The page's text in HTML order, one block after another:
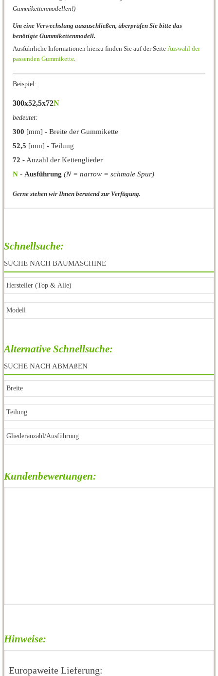
Gummikettenmodellen!)
Um eine Verwechslung auszuschließen, überprüfen Sie bitte das
benötigte Gummikettenmodell.
Ausführliche Informationen hierzu finden Sie auf der Seite Auswahl der
passenden Gummikette.
Beispiel:
300x52,5x72N
bedeutet:
300 [mm] - Breite der Gummikette
52,5 [mm] - Teilung
72 - Anzahl der Kettenglieder
N - Ausführung (N = narrow = schmale Spur)
Gerne stehen wir Ihnen beratend zur Verfügung.
Schnellsuche:
SUCHE NACH BAUMASCHINE
Alternative Schnellsuche:
SUCHE NACH ABMAßEN
Kundenbewertungen:
Hinweise:
Europaweite Lieferung: